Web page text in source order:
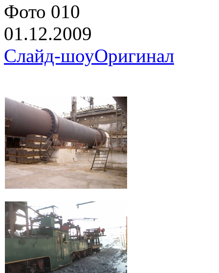
Фото 010
01.12.2009
Слайд-шоуОригинал